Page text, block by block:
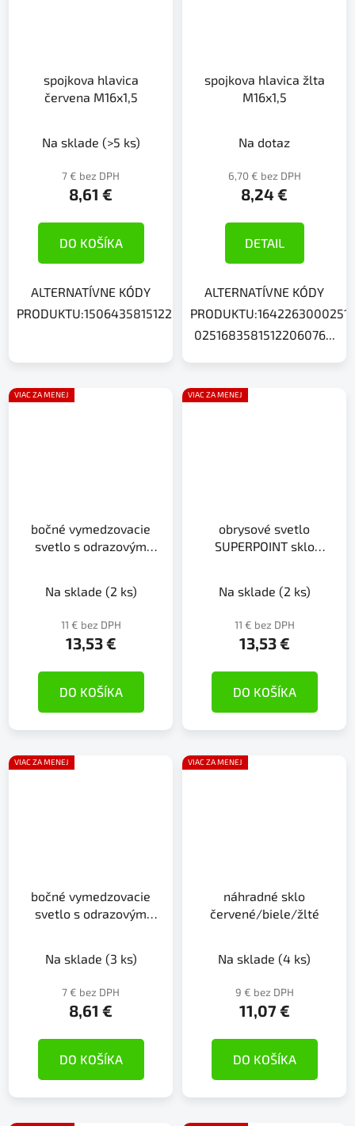
spojkova hlavica
červena M16x1,5
Na sklade (>5 ks)
7 € bez DPH
8,61 €
DO KOŠÍKA
ALTERNATÍVNE KÓDY
spojkova hlavica žlta
M16x1,5
Na dotaz
6,70 € bez DPH
8,24 €
DETAIL
ALTERNATÍVNE KÓDY
0251683581512206076...
VIAC ZA MENEJ
bočné vymedzovacie
svetlo s odrazovým
Na sklade (2 ks)
11 € bez DPH
13,53 €
DO KOŠÍKA
VIAC ZA MENEJ
obrysové svetlo
SUPERPOINT sklo
Na sklade (2 ks)
11 € bez DPH
13,53 €
DO KOŠÍKA
VIAC ZA MENEJ
bočné vymedzovacie
svetlo s odrazovým
Na sklade (3 ks)
7 € bez DPH
8,61 €
DO KOŠÍKA
VIAC ZA MENEJ
náhradné sklo
červené/biele/žlté
Na sklade (4 ks)
9 € bez DPH
11,07 €
DO KOŠÍKA